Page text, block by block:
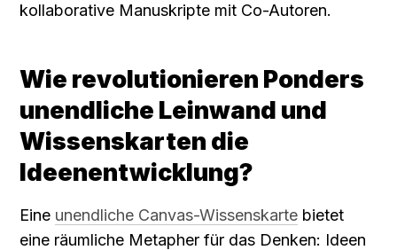
kollaborative Manuskripte mit Co-Autoren.
Wie revolutionieren Ponders
unendliche Leinwand und
Wissenskarten die
Ideenentwicklung?
Eine unendliche Canvas-Wissenskarte bietet
eine räumliche Metapher für das Denken: Ideen